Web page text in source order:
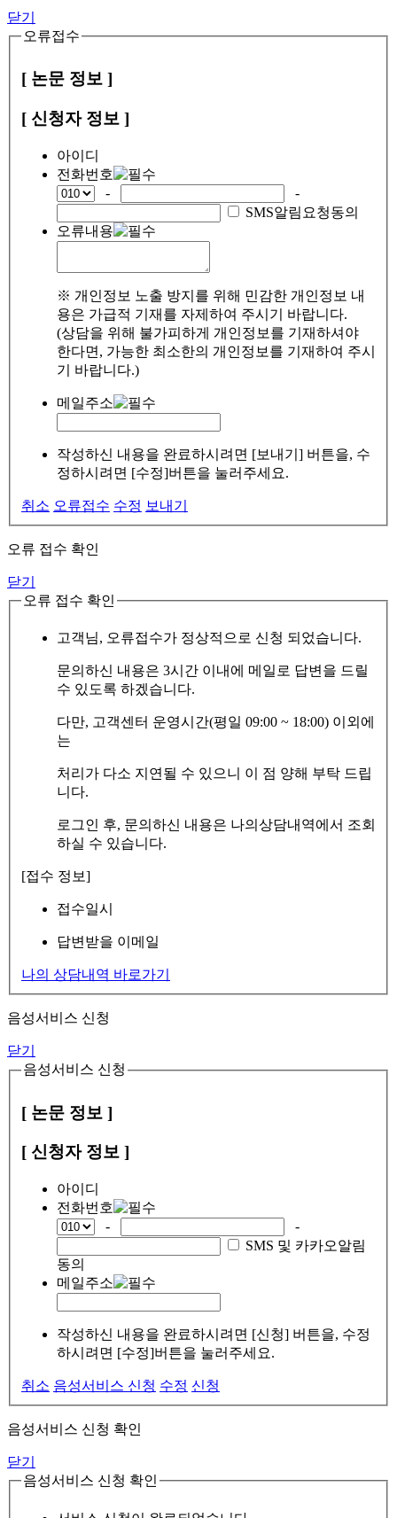
닫기
오류접수
[ 논문 정보 ]
[ 신청자 정보 ]
아이디
전화번호
-
-
SMS알림요청동의
오류내용
※ 개인정보 노출 방지를 위해 민감한 개인정보 내
용은 가급적 기재를 자제하여 주시기 바랍니다.
(상담을 위해 불가피하게 개인정보를 기재하셔야
한다면, 가능한 최소한의 개인정보를 기재하여 주시
기 바랍니다.)
메일주소
작성하신 내용을 완료하시려면 [보내기] 버튼을, 수
정하시려면 [수정]버튼을 눌러주세요.
취소 오류접수 수정 보내기
오류 접수 확인
닫기
오류 접수 확인
고객님, 오류접수가 정상적으로 신청 되었습니다.
문의하신 내용은 3시간 이내에 메일로 답변을 드릴
수 있도록 하겠습니다.
다만, 고객센터 운영시간(평일 09:00 ~ 18:00) 이외에
는
처리가 다소 지연될 수 있으니 이 점 양해 부탁 드립
니다.
로그인 후, 문의하신 내용은 나의상담내역에서 조회
하실 수 있습니다.
[접수 정보]
접수일시
답변받을 이메일
나의 상담내역 바로가기
음성서비스 신청
닫기
음성서비스 신청
[ 논문 정보 ]
[ 신청자 정보 ]
아이디
전화번호
-
-
SMS 및 카카오알림
동의
메일주소
작성하신 내용을 완료하시려면 [신청] 버튼을, 수정
하시려면 [수정]버튼을 눌러주세요.
취소 음성서비스 신청 수정 신청
음성서비스 신청 확인
닫기
음성서비스 신청 확인